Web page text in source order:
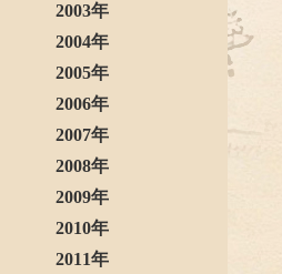
2003年
2004年
2005年
2006年
2007年
2008年
2009年
2010年
2011年